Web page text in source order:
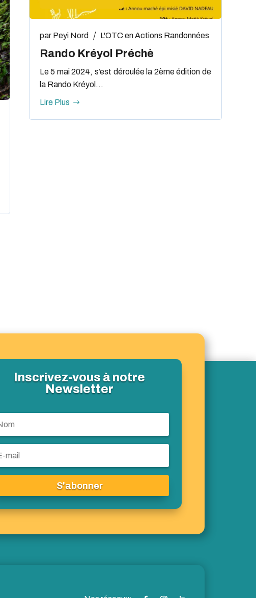
Rando Kréyol Préchè
par Peyi Nord L'OTC en Actions Randonnées
Le 5 mai 2024, s’est déroulée la 2ème édition de
la Rando Kréyol...
Lire Plus
Inscrivez-vous à notre
Newsletter
S'abonner